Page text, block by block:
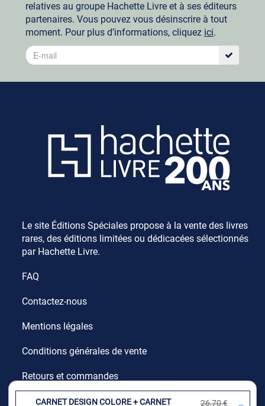
CARNET DESIGN COLORE+CARNET 26,70 €
relatives au groupe Hachette Livre et à ses éditeurs
partenaires. Vous pouvez vous désinscrire à tout
moment. Pour plus d’informations, cliquez ici.
Le site Éditions Spéciales propose à la vente des livres
rares, des éditions limitées ou dédicacées sélectionnés
par Hachette Livre.
FAQ
Contactez-nous
Mentions légales
Conditions générales de vente
Retours et commandes
Données personnelles